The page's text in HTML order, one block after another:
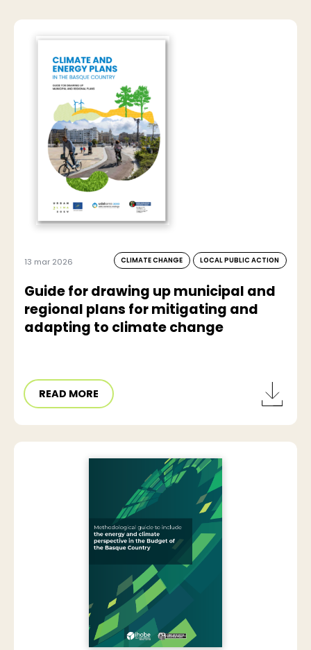
13 mar 2026 CLIMATE CHANGE LOCAL PUBLIC ACTION
Guide for drawing up municipal and
regional plans for mitigating and
adapting to climate change
READ MORE